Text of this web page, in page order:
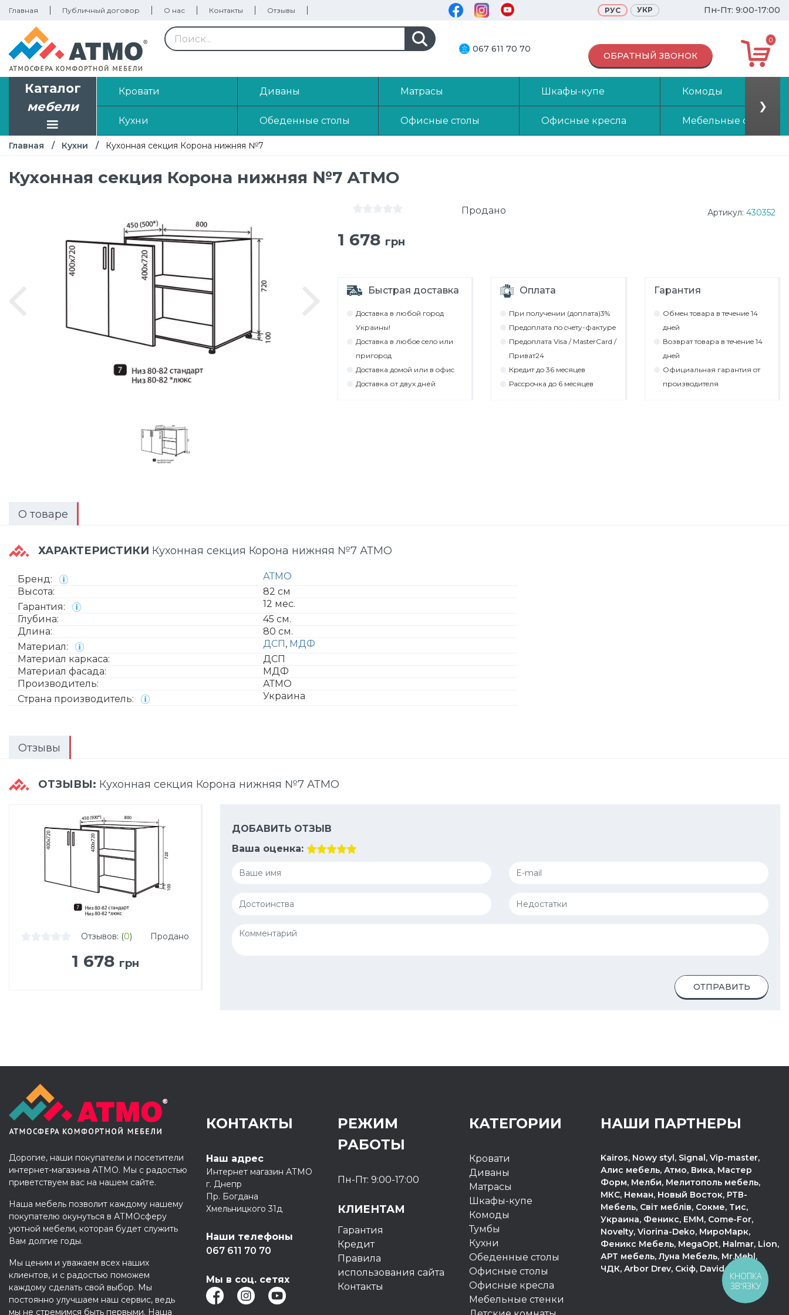
Главная Публичный договор О нас Контакты Отзывы РУС УКР Пн-Пт: 9:00-17:00
067 611 70 70
ОБРАТНЫЙ ЗВОНОК
0
Каталог
мебели
Кровати Диваны Матрасы Шкафы-купе Комоды
Кухни Обеденные столы Офисные столы Офисные кресла Мебельные стенки
❯
Главная Кухни Кухонная секция Корона нижняя №7
Кухонная секция Корона нижняя №7 АТМО
Продано Артикул: 430352
1 678 грн
Быстрая доставка
Дocтaвкa в любoй гoрoд
Укрaины!
Дocтaвкa в любoe ceлo или
пригoрoд
Дocтaвкa дoмoй или в oфиc
Дocтaвкa от двух дней
Оплата
При пoлyчeнии (дoплaтa)3%
Прeдoплaтa пo cчeтy-фaктyрe
Прeдoплaтa Visa / MasterCard /
Привaт24
Крeдит дo 36 мecяцeв
Рaccрoчкa дo 6 мecяцeв
Гарантия
Обмeн тoвaрa в тeчeниe 14
днeй
Вoзврaт тoвaрa в тeчeниe 14
днeй
Официaльнaя гaрaнтия oт
прoизвoдитeля
О товаре
ХАРАКТЕРИСТИКИ Кухонная секция Корона нижняя №7 АТМО
Бренд:
АТМО
Высота:
82 см
Гарантия:
12 мес.
Глубина:
45 см.
Длина:
80 см.
Материал:
ДСП, МДФ
Материал каркаса:
ДСП
Материал фасада:
МДФ
Производитель:
АТМО
Страна производитель:
Украина
Отзывы
ОТЗЫВЫ: Кухонная секция Корона нижняя №7 АТМО
Отзывов: (0) Продано
1 678 грн
ДОБАВИТЬ ОТЗЫВ
Ваша оценка:
ОТПРАВИТЬ
Дорогие, наши покупатели и посетители
интернет-магазина АТМО. Мы с радостью
приветствуем вас на нашем сайте.
Наша мебель позволит каждому нашему
покупателю окунуться в АТМОсферу
уютной мебели, которая будет служить
Вам долгие годы.
Мы ценим и уважаем всех наших
клиентов, и с радостью поможем
каждому сделать свой выбор. Мы
постоянно улучшаем наш сервис, ведь
мы не стремимся быть первыми. Наша
КОНТАКТЫ
Наш адрес
Интернет магазин АТМО
г. Днепр
Пр. Богдана
Хмельницкого 31д
Наши телефоны
067 611 70 70
Мы в соц. сетях
РЕЖИМ
РАБОТЫ
Пн-Пт: 9:00-17:00
КЛИЕНТАМ
Гарантия
Кредит
Правила
использования сайта
Контакты
КАТЕГОРИИ
Кровати
Диваны
Матрасы
Шкафы-купе
Комоды
Тумбы
Кухни
Обеденные столы
Офисные столы
Офисные кресла
Мебельные стенки
НАШИ ПАРТНЕРЫ
Kairos, Nowy styl, Signal, Vip-master,
Алис мебель, Атмо, Вика, Мастер
Форм, Мелби, Мелитополь мебель,
МКС, Неман, Новый Восток, РТВ-
Мебель, Світ меблів, Сокме, Тис,
Украина, Феникс, ЕММ, Come-For,
Novelty, Viorina-Deko, МироМарк,
Феникс Мебель, MegaOpt, Halmar, Lion,
АРТ мебель, Луна Мебель, Mr.Mebl,
ЧДК, Arbor Drev, Скіф, Davidos.
КНОПКА
ЗВ'ЯЗКУ